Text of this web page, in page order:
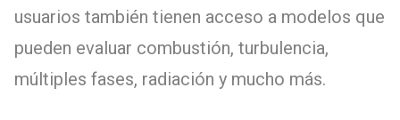
usuarios también tienen acceso a modelos que
pueden evaluar combustión, turbulencia,
múltiples fases, radiación y mucho más.